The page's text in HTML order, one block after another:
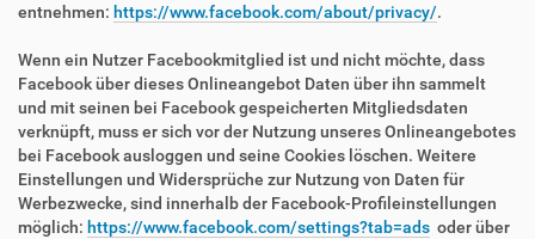
entnehmen: https://www.facebook.com/about/privacy/.
Wenn ein Nutzer Facebookmitglied ist und nicht möchte, dass
Facebook über dieses Onlineangebot Daten über ihn sammelt
und mit seinen bei Facebook gespeicherten Mitgliedsdaten
verknüpft, muss er sich vor der Nutzung unseres Onlineangebotes
bei Facebook ausloggen und seine Cookies löschen. Weitere
Einstellungen und Widersprüche zur Nutzung von Daten für
Werbezwecke, sind innerhalb der Facebook-Profileinstellungen
möglich: https://www.facebook.com/settings?tab=ads oder über